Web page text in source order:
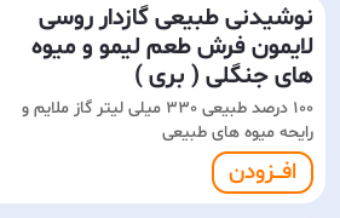
نوشیدنی طبیعی گازدار روسی
لایمون فرش طعم لیمو و میوه
های جنگلی ( بری )
100 درصد طبیعی 330 میلی لیتر گاز ملایم و
رایحه میوه های طبیعی
افـــزودن